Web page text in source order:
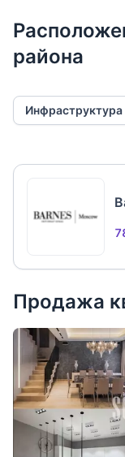
района
Инфраструктура
Продажа